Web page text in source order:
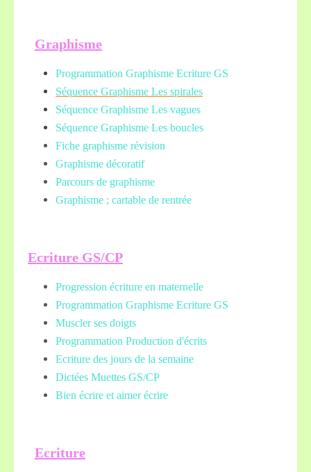
Graphisme
Programmation Graphisme Ecriture GS
Séquence Graphisme Les spirales
Séquence Graphisme Les vagues
Séquence Graphisme Les boucles
Fiche graphisme révision
Graphisme décoratif
Parcours de graphisme
Graphisme ; cartable de rentrée
Ecriture GS/CP
Progression écriture en maternelle
Programmation Graphisme Ecriture GS
Muscler ses doigts
Programmation Production d'écrits
Ecriture des jours de la semaine
Dictées Muettes GS/CP
Bien écrire et aimer écrire
Ecriture